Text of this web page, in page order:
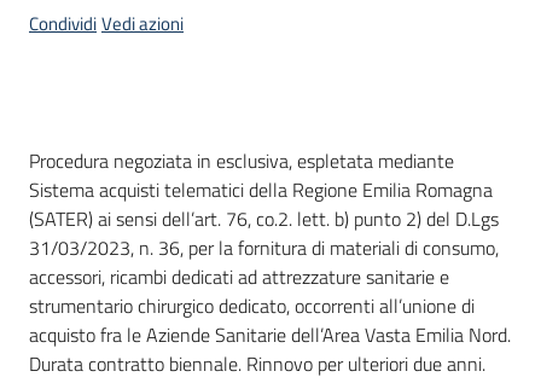
English
site
CondividiVedi azioni
Dati del bando
Procedura negoziata in esclusiva, espletata mediante
Sistema acquisti telematici della Regione Emilia Romagna
(SATER) ai sensi dell’art. 76, co.2. lett. b) punto 2) del D.Lgs
31/03/2023, n. 36, per la fornitura di materiali di consumo,
accessori, ricambi dedicati ad attrezzature sanitarie e
strumentario chirurgico dedicato, occorrenti all’unione di
acquisto fra le Aziende Sanitarie dell’Area Vasta Emilia Nord.
Durata contratto biennale. Rinnovo per ulteriori due anni.